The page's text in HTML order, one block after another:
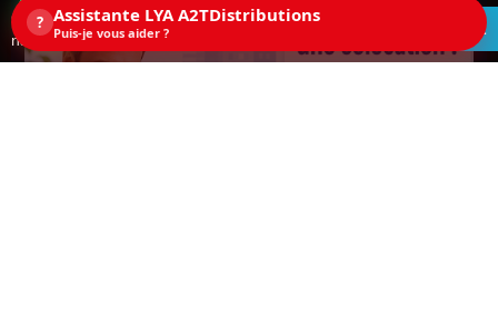
? Assistante LYA A2TDistributions
Puis-je vous aider ?
Ce site utilise des cookies. En continuant la
navigation sur ce site, vous acceptez les cookies.
ACCEPTEZ